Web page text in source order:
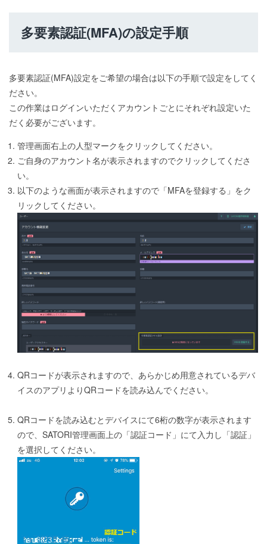
多要素認証(MFA)の設定手順
多要素認証(MFA)設定をご希望の場合は以下の手順で設定をしてく
ださい。
この作業はログインいただくアカウントごとにそれぞれ設定いた
だく必要がございます。
管理画面右上の人型マークをクリックしてください。
ご自身のアカウント名が表示されますのでクリックしてくださ
い。
以下のような画面が表示されますので「MFAを登録する」をク
リックしてください。
QRコードが表示されますので、あらかじめ用意されているデバ
イスのアプリよりQRコードを読み込んでください。
QRコードを読み込むとデバイスにて6桁の数字が表示されます
ので、SATORI管理画面上の「認証コード」にて入力し「認証」
を選択してください。